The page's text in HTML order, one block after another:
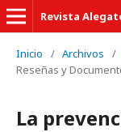
Revista
Inicio / Archivos /
Reseñas y
La